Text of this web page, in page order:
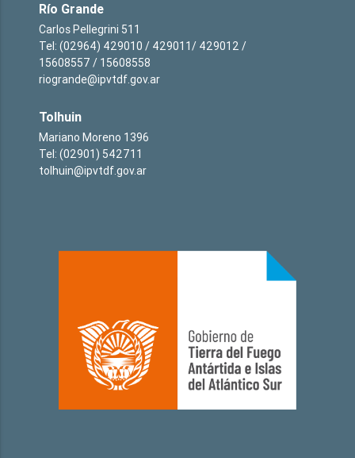
Río Grande
Carlos Pellegrini 511
Tel: (02964) 429010 / 429011/ 429012 /
15608557 / 15608558
riogrande@ipvtdf.gov.ar
Tolhuin
Mariano Moreno 1396
Tel: (02901) 542711
tolhuin@ipvtdf.gov.ar